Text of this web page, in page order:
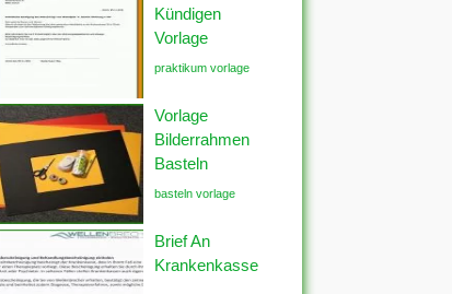
Kündigen
Vorlage
praktikum vorlage
Vorlage
Bilderrahmen
Basteln
basteln vorlage
Brief An
Krankenkasse